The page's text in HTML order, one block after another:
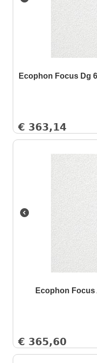
Ecophon Focus Dg
€ 363,14
Ecophon Focus
€ 365,60